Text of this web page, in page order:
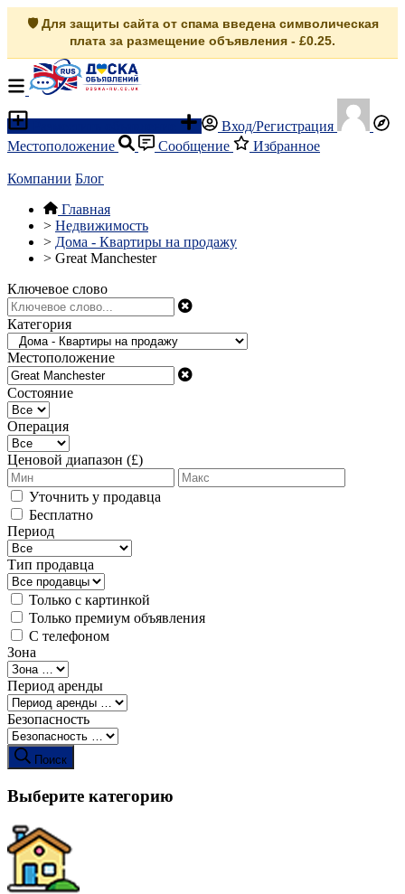
🛡️ Для защиты сайта от спама введена символическая
плата за размещение объявления - £0.25.
Вход/Регистрация
Местоположение
Сообщение Избранное
Компании Блог
Главная
> Недвижимость
> Дома - Квартиры на продажу
> Great Manchester
Ключевое слово
Категория
Местоположение
Состояние
Операция
Ценовой диапазон (£)
Уточнить у продавца
Бесплатно
Период
Тип продавца
Только с картинкой
Только премиум объявления
С телефоном
Зона
Период аренды
Безопасность
Поиск
Выберите категорию